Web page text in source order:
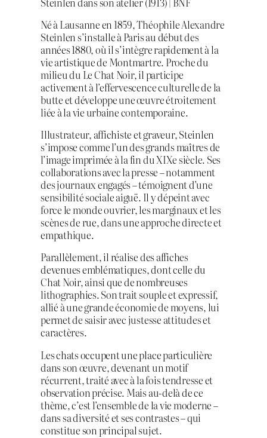
Né à Lausanne en 1859, Théophile Alexandre
Steinlen s’installe à Paris au début des
années 1880, où il s’intègre rapidement à la
vie artistique de Montmartre. Proche du
milieu du Le Chat Noir, il participe
activement à l’effervescence culturelle de la
butte et développe une œuvre étroitement
liée à la vie urbaine contemporaine.
Illustrateur, affichiste et graveur, Steinlen
s’impose comme l’un des grands maîtres de
l’image imprimée à la fin du XIXe siècle. Ses
collaborations avec la presse – notamment
des journaux engagés – témoignent d’une
sensibilité sociale aiguë. Il y dépeint avec
force le monde ouvrier, les marginaux et les
scènes de rue, dans une approche directe et
empathique.
Parallèlement, il réalise des affiches
devenues emblématiques, dont celle du
Chat Noir, ainsi que de nombreuses
lithographies. Son trait souple et expressif,
allié à une grande économie de moyens, lui
permet de saisir avec justesse attitudes et
caractères.
Les chats occupent une place particulière
dans son œuvre, devenant un motif
récurrent, traité avec à la fois tendresse et
observation précise. Mais au-delà de ce
thème, c’est l’ensemble de la vie moderne –
dans sa diversité et ses contrastes – qui
constitue son principal sujet.